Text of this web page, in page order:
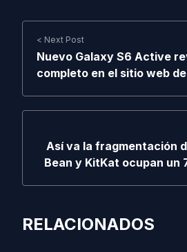
< Next Post
Nuevo Galaxy S6 Active
completo en el sitio web
Así va la fragmentación
Bean y KitKat ocupan un
RELACIONADOS